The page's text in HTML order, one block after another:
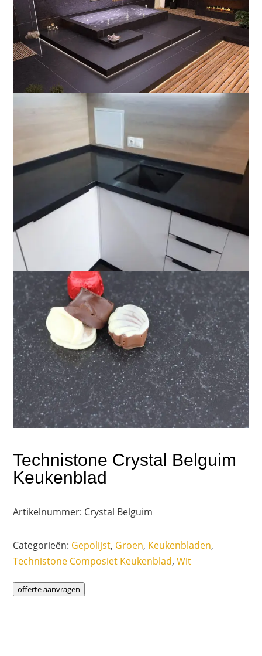
Technistone Crystal Belguim
Keukenblad
Artikelnummer: Crystal Belguim
Categorieën: Gepolijst, Groen, Keukenbladen,
Technistone Composiet Keukenblad,Wit
offerte aanvragen